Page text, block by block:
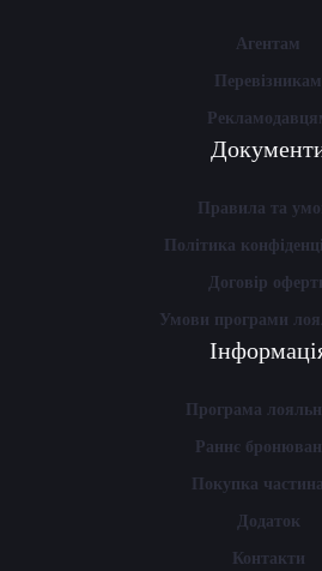
Агентам
Перевізникам
Правила та
Політика
Договір
Умови програми
Програма
Раннє
Покупка
Додаток
Контакти